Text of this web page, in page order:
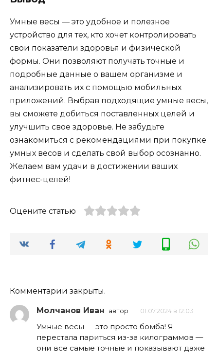
Умные весы — это удобное и полезное
устройство для тех, кто хочет контролировать
свои показатели здоровья и физической
формы. Они позволяют получать точные и
подробные данные о вашем организме и
анализировать их с помощью мобильных
приложений. Выбрав подходящие умные весы,
вы сможете добиться поставленных целей и
улучшить свое здоровье. Не забудьте
ознакомиться с рекомендациями при покупке
умных весов и сделать свой выбор осознанно.
Желаем вам удачи в достижении ваших
фитнес-целей!
Оцените статью
Комментарии закрыты.
Молчанов Иван автор 01.07.2024 в 12:03
Умные весы — это просто бомба! Я
перестала париться из-за килограммов —
они все самые точные и показывают даже